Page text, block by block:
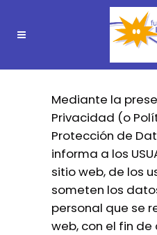
Mediante la
Privacidad (o
Protección de
informa a los
sitio web, de los
someten los
personal que se
web, con el fin